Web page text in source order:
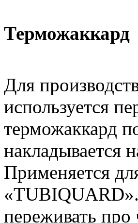
Терможаккард
Для
используется
терможаккард
накладывается
Применяется
«TUBIQUARD».
переживать про